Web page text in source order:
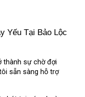
Yếu Tại Bảo Lộc
thành sự chờ đợi
sẵn sàng hỗ trợ